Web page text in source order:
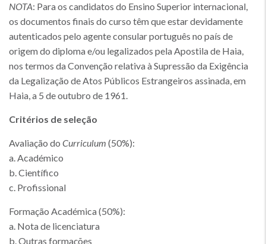
NOTA: Para os candidatos do Ensino Superior internacional,
os documentos finais do curso têm que estar devidamente
autenticados pelo agente consular português no país de
origem do diploma e/ou legalizados pela Apostila de Haia,
nos termos da Convenção relativa à Supressão da Exigência
da Legalização de Atos Públicos Estrangeiros assinada, em
Haia, a 5 de outubro de 1961.
Critérios de seleção
Avaliação do Curriculum (50%):
a. Académico
b. Científico
c. Profissional
Formação Académica (50%):
a. Nota de licenciatura
b. Outras formações